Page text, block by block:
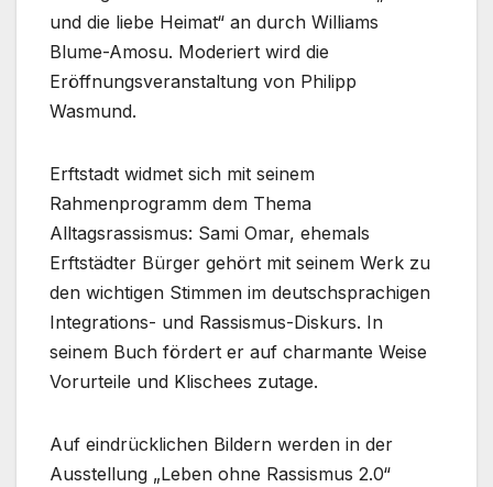
und die liebe Heimat“ an durch Williams
Blume-Amosu. Moderiert wird die
Eröffnungsveranstaltung von Philipp
Wasmund.
Erftstadt widmet sich mit seinem
Rahmenprogramm dem Thema
Alltagsrassismus: Sami Omar, ehemals
Erftstädter Bürger gehört mit seinem Werk zu
den wichtigen Stimmen im deutschsprachigen
Integrations- und Rassismus-Diskurs. In
seinem Buch fördert er auf charmante Weise
Vorurteile und Klischees zutage.
Auf eindrücklichen Bildern werden in der
Ausstellung „Leben ohne Rassismus 2.0“